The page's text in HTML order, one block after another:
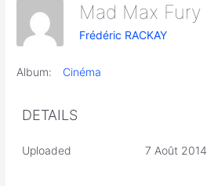
Frédéric RACKAY
Album: Cinéma
DETAILS
Uploaded 7 Août 2014